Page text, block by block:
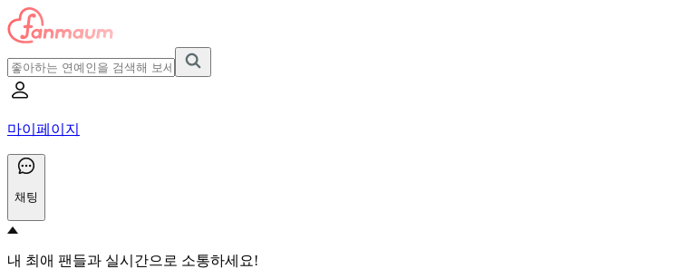
마이페이지
채팅
내 최애 팬들과 실시간으로 소통하세요!